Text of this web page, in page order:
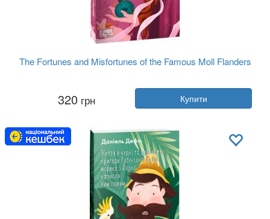
The Fortunes and Misfortunes of the Famous Moll Flanders
Даніель Дефо
Видавництво:Фоліо
Мова:Англійська
320 грн Купити